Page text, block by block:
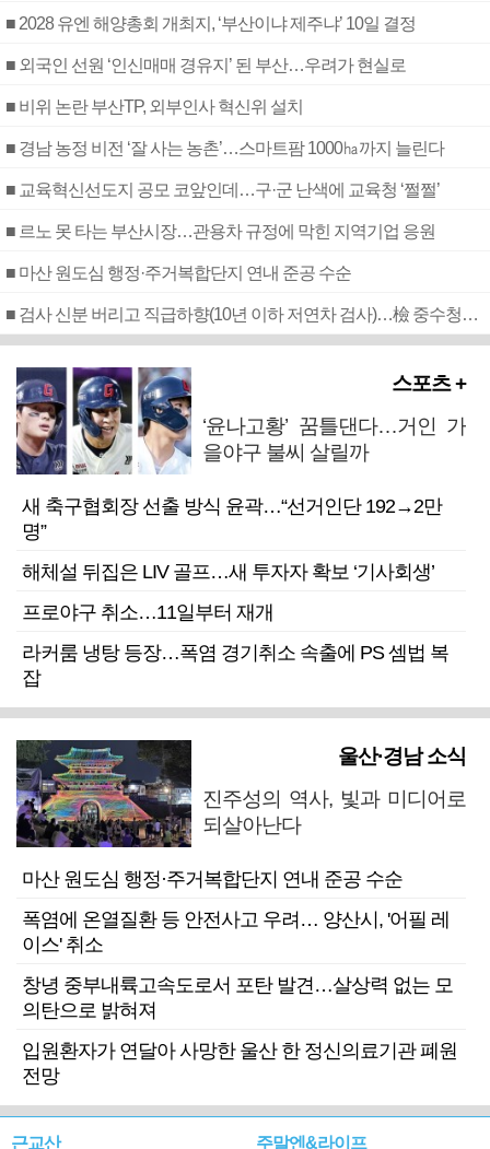
■ 2028 유엔 해양총회 개최지, ‘부산이냐 제주냐’ 10일 결정
■ 외국인 선원 ‘인신매매 경유지’ 된 부산…우려가 현실로
■ 비위 논란 부산TP, 외부인사 혁신위 설치
■ 경남 농정 비전 ‘잘 사는 농촌’…스마트팜 1000㏊까지 늘린다
■ 교육혁신선도지 공모 코앞인데…구·군 난색에 교육청 ‘쩔쩔’
■ 르노 못 타는 부산시장…관용차 규정에 막힌 지역기업 응원
■ 마산 원도심 행정·주거복합단지 연내 준공 수순
■ 검사 신분 버리고 직급하향(10년 이하 저연차 검사)…檢 중수청행 기피
스포츠 +
‘윤나고황’ 꿈틀댄다…거인 가
을야구 불씨 살릴까
새 축구협회장 선출 방식 윤곽…“선거인단 192→2만
명”
해체설 뒤집은 LIV 골프…새 투자자 확보 ‘기사회생’
프로야구 취소…11일부터 재개
라커룸 냉탕 등장…폭염 경기취소 속출에 PS 셈법 복
잡
울산·경남 소식
진주성의 역사, 빛과 미디어로
되살아난다
마산 원도심 행정·주거복합단지 연내 준공 수순
폭염에 온열질환 등 안전사고 우려… 양산시, '어필 레
이스' 취소
창녕 중부내륙고속도로서 포탄 발견…살상력 없는 모
의탄으로 밝혀져
입원환자가 연달아 사망한 울산 한 정신의료기관 폐원
전망
근교산 주말엔&라이프